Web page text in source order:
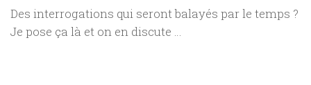
Des interrogations qui seront balayés par le temps ?
Je pose ça là et on en discute …